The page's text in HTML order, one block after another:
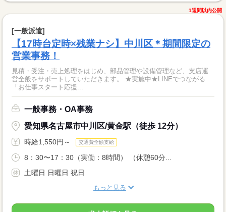
1週間以内公開
[一般派遣]
【17時台定時×残業ナシ】中川区＊期間限定の
営業事務！
見積・受注・売上処理をはじめ、部品管理や設備管理など、支店運
営全般をサポートしていただきます。 ★実施中★LINEでつながる
「お仕事スタート応援...
一般事務・OA事務
愛知県名古屋市中川区/黄金駅（徒歩 12分）
時給1,550円～ 交通費全額支給
8：30〜17：30（実働：8時間） （休憩60分...
土曜日 日曜日 祝日
もっと見る